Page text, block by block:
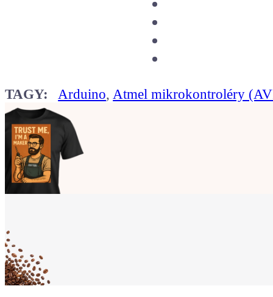
TAGY: Arduino,Atmel mikrokontroléry
že jsi Maker!
Koupit tričko